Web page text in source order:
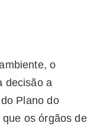
o
decisão a
Plano do
os órgãos de